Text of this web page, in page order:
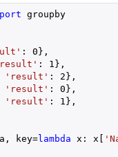
groupby
: 0},
: 1 },
'result' : 2},
'result' : 0},
'result' : 1 },
key=lambda x: x[